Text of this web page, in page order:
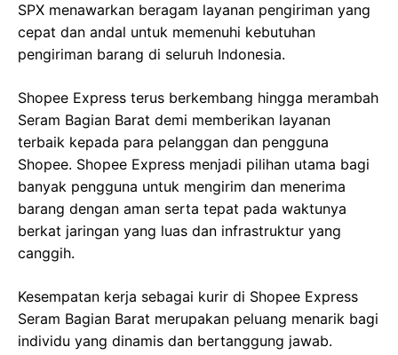
SPX menawarkan beragam layanan pengiriman yang
cepat dan andal untuk memenuhi kebutuhan
pengiriman barang di seluruh Indonesia.
Shopee Express terus berkembang hingga merambah
Seram Bagian Barat demi memberikan layanan
terbaik kepada para pelanggan dan pengguna
Shopee. Shopee Express menjadi pilihan utama bagi
banyak pengguna untuk mengirim dan menerima
barang dengan aman serta tepat pada waktunya
berkat jaringan yang luas dan infrastruktur yang
canggih.
Kesempatan kerja sebagai kurir di Shopee Express
Seram Bagian Barat merupakan peluang menarik bagi
individu yang dinamis dan bertanggung jawab.